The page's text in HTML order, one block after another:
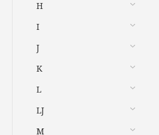
H
I
J
K
L
LJ
M